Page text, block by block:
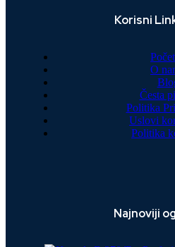
Korisni
O
Česta
Politika
Uslovi
Politika
Najnoviji